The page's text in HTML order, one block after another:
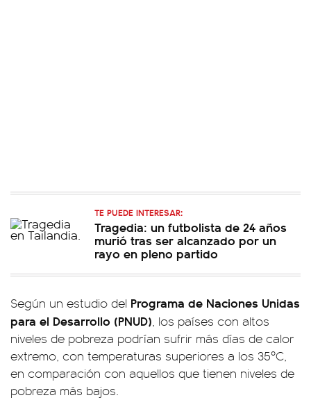
TE PUEDE INTERESAR:
Tragedia: un futbolista de 24 años
murió tras ser alcanzado por un
rayo en pleno partido
Según un estudio del Programa de Naciones Unidas
para el Desarrollo (PNUD), los países con altos
niveles de pobreza podrían sufrir más días de calor
extremo, con temperaturas superiores a los 35ºC,
en comparación con aquellos que tienen niveles de
pobreza más bajos.